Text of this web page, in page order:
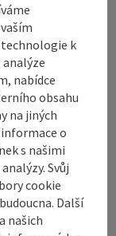
technologie k
nabídce
obsahu
na jiných
o
s našimi
Svůj
cookie
Další
našich